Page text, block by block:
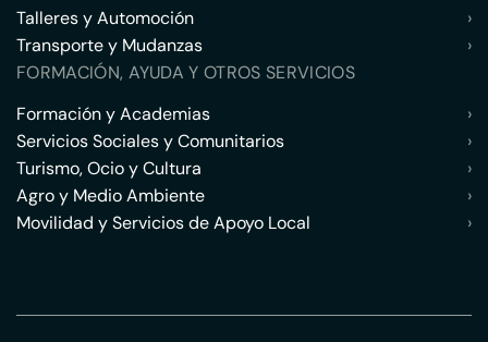
Talleres y Automoción
›
Transporte y Mudanzas
›
FORMACIÓN, AYUDA Y OTROS SERVICIOS
Formación y Academias
›
Servicios Sociales y Comunitarios
›
Turismo, Ocio y Cultura
›
Agro y Medio Ambiente
›
Movilidad y Servicios de Apoyo Local
›